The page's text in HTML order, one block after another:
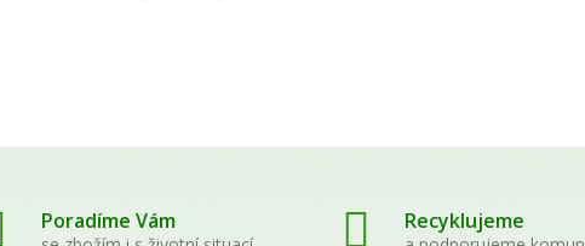
Poradíme Vám Recyklujeme